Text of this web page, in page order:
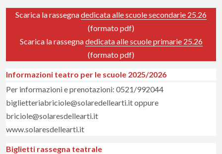
Scarica la rassegnadedicata alle scuole secondarie 25.26
(formato pdf)
Scarica la rassegnadedicata alle scuole primarie 25.26
(formato pdf)
Informazioni teatro per le scuole 2025/2026
Per informazioni e prenotazioni: 0521/992044
biglietteriabriciole@solaredellearti.it oppure
briciole@solaresdellearti.it
www.solaresdellearti.it
Biglietti rassegna teatrale